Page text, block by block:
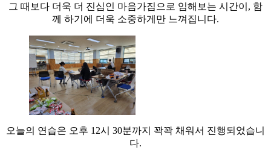
그 때보다 더욱 더 진심인 마음가짐으로 임해보는 시간이, 함
께 하기에 더욱 소중하게만 느껴집니다.
오늘의 연습은 오후 12시 30분까지 꽉꽉 채워서 진행되었습니
다.